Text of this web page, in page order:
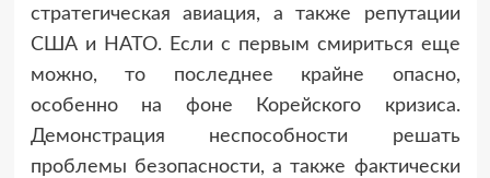
стратегическая авиация, а также репутации
США и НАТО. Если с первым смириться еще
можно, то последнее крайне опасно,
особенно на фоне Корейского кризиса.
Демонстрация неспособности решать
проблемы безопасности, а также фактически